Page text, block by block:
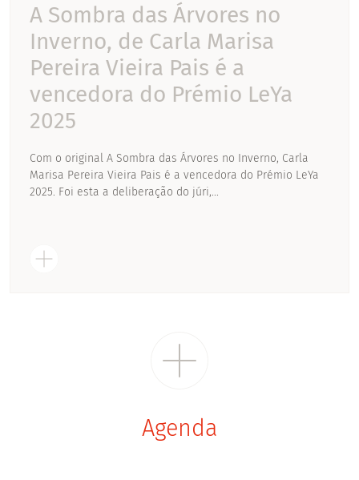
A Sombra das Árvores no
Inverno, de Carla Marisa
Pereira Vieira Pais é a
vencedora do Prémio LeYa
2025
Com o original A Sombra das Árvores no Inverno, Carla
Marisa Pereira Vieira Pais é a vencedora do Prémio LeYa
2025. Foi esta a deliberação do júri,...
Agenda